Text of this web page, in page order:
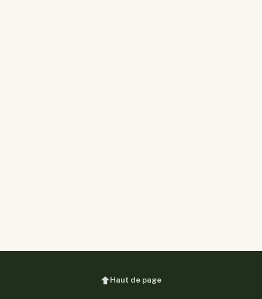
Haut de page